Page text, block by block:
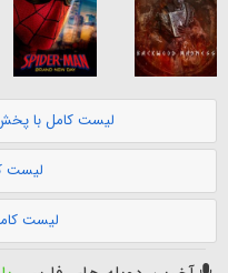
لیست کامل با
لیست
لیست